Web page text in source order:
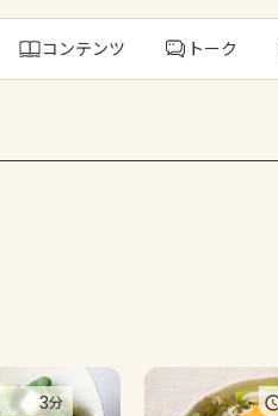
コンテンツ トーク
3分